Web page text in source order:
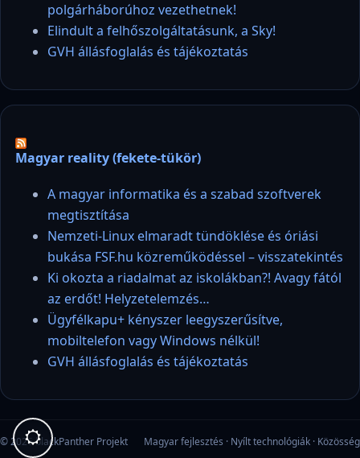
polgárháborúhoz vezethetnek!
Elindult a felhőszolgáltatásunk, a Sky!
GVH állásfoglalás és tájékoztatás
Magyar reality (fekete-tükör)
A magyar informatika és a szabad szoftverek
megtisztítása
Nemzeti-Linux elmaradt tündöklése és óriási
bukása FSF.hu közreműködéssel – visszatekintés
Ki okozta a riadalmat az iskolákban?! Avagy fától
az erdőt! Helyzetelemzés…
Ügyfélkapu+ kényszer leegyszerűsítve,
mobiltelefon vagy Windows nélkül!
GVH állásfoglalás és tájékoztatás
© 2026 blackPanther Projekt Magyar fejlesztés · Nyílt technológiák · Közösség